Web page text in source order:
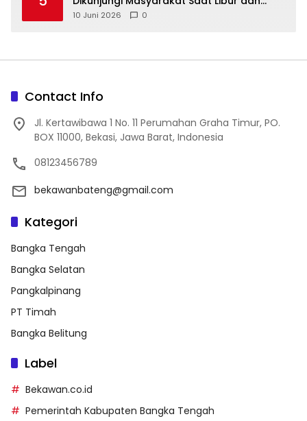
Akhir Pekan
10 Juni 2026 0
Contact Info
Jl. Kertawibawa 1 No. 11 Perumahan Graha Timur, PO.
BOX 11000, Bekasi, Jawa Barat, Indonesia
08123456789
bekawanbateng@gmail.com
Kategori
Bangka Tengah
Bangka Selatan
Pangkalpinang
PT Timah
Bangka Belitung
Label
Bekawan.co.id
Pemerintah Kabupaten Bangka Tengah